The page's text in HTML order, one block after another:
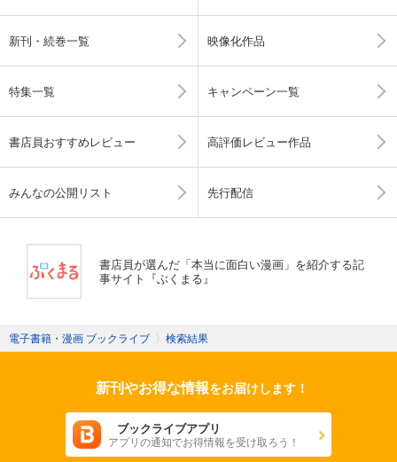
新刊・続巻一覧 映像化作品
特集一覧 キャンペーン一覧
書店員おすすめレビュー 高評価レビュー作品
みんなの公開リスト 先行配信
書店員が選んだ「本当に面白い漫画」を紹介する記
事サイト『ぶくまる』
電子書籍・漫画 ブックライブ 〉 検索結果
新刊やお得な情報をお届けします！
ブックライブアプリ
アプリの通知でお得情報を受け取ろう！